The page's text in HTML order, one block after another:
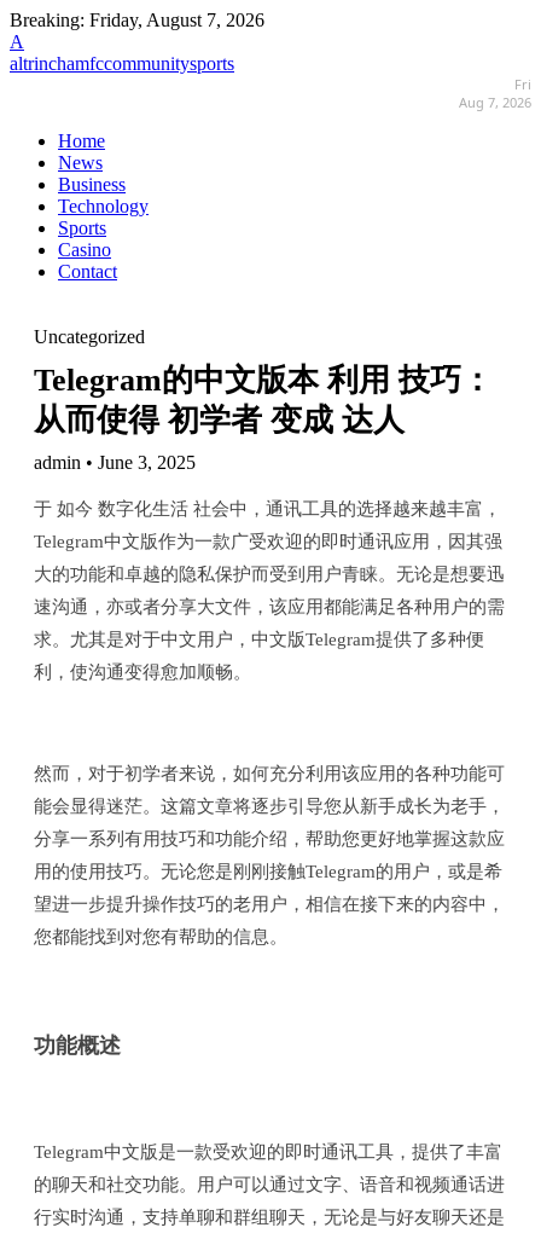
Breaking: Friday, August 7, 2026
A
altrinchamfccommunitysports
Fri
Aug 7, 2026
Home
News
Business
Technology
Sports
Casino
Contact
Uncategorized
Telegram的中文版本 利用 技巧：
从而使得 初学者 变成 达人
admin • June 3, 2025
于 如今 数字化生活 社会中，通讯工具的选择越来越丰富，
Telegram中文版作为一款广受欢迎的即时通讯应用，因其强
大的功能和卓越的隐私保护而受到用户青睐。无论是想要迅
速沟通，亦或者分享大文件，该应用都能满足各种用户的需
求。尤其是对于中文用户，中文版Telegram提供了多种便
利，使沟通变得愈加顺畅。
然而，对于初学者来说，如何充分利用该应用的各种功能可
能会显得迷茫。这篇文章将逐步引导您从新手成长为老手，
分享一系列有用技巧和功能介绍，帮助您更好地掌握这款应
用的使用技巧。无论您是刚刚接触Telegram的用户，或是希
望进一步提升操作技巧的老用户，相信在接下来的内容中，
您都能找到对您有帮助的信息。
功能概述
Telegram中文版是一款受欢迎的即时通讯工具，提供了丰富
的聊天和社交功能。用户可以通过文字、语音和视频通话进
行实时沟通，支持单聊和群组聊天，无论是与好友聊天还是